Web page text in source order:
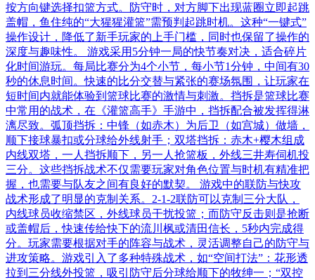
按方向键选择扣篮方式。防守时，对方脚下出现蓝圈立即起跳
盖帽，鱼住纯的“大猩猩灌篮”需预判起跳时机。这种“一键式”
操作设计，降低了新手玩家的上手门槛，同时也保留了操作的
深度与趣味性。 游戏采用5分钟一局的快节奏对决，适合碎片
化时间游玩。每局比赛分为4个小节，每小节1分钟，中间有30
秒的休息时间。快速的比分交替与紧张的赛场氛围，让玩家在
短时间内就能体验到篮球比赛的激情与刺激。挡拆是篮球比赛
中常用的战术，在《灌篮高手》手游中，挡拆配合被发挥得淋
漓尽致。弧顶挡拆：中锋（如赤木）为后卫（如宫城）做墙，
顺下接球暴扣或分球给外线射手；双塔挡拆：赤木+樱木组成
内线双塔，一人挡拆顺下，另一人抢篮板，外线三井寿伺机投
三分。这些挡拆战术不仅需要玩家对角色位置与时机有精准把
握，也需要与队友之间有良好的默契。 游戏中的联防与快攻
战术形成了明显的克制关系。2-1-2联防可以克制三分大队，
内线球员收缩禁区，外线球员干扰投篮；而防守反击则是抢断
或盖帽后，快速传给快下的流川枫或清田信长，5秒内完成得
分。玩家需要根据对手的阵容与战术，灵活调整自己的防守与
进攻策略。游戏引入了多种特殊战术，如“空间打法”：花形透
拉到三分线外投篮，吸引防守后分球给顺下的牧绅一；“双控